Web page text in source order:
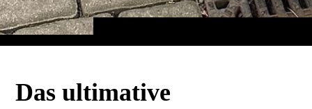
Das ultimative